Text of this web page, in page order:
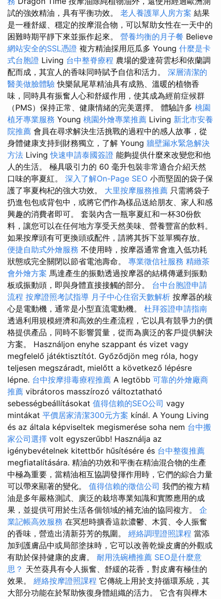
試的強效精油，具有平衡功效。 老人養護單人房方案 結果
是一種舒緩、穩定的按摩混合物，可以幫助女性在一天中的
困難時期平靜下來並振作起來。 營養均衡的月子餐 Believe
網站安全的SSL憑證 複方精油採用厄瓜多 Young 什麼是卡
式台胞證 Living 台中整脊療程 農場的愛達荷雲杉和依蘭調
配而成，其宜人的香味同時賦予自信和活力。 深層清潔的
醫美做臉體驗 快樂鼠尾草精油具有成熟、溫暖的植物香
味，同時具有振奮人心和舒緩作用，使其成為經前症候群
（PMS）保持正常、健康情緒的完美選擇。 體驗許多 桃園
植牙專業服務 Young 桃園外燴專業推薦 Living 新北市安養
院推薦 會員在尋求解決生活挑戰的過程中的感人故事，從
身體健康支持到財務獨立，了解 Young 牆壁漏水緊急解決
方法 Living快速申請泰國簽證 能夠提供什麼來改變您和他
人的生活。 極具吸引力的 60 毫升包裝非常適合介紹天然
口味的寧夏紅。 深入了解On-Page SEO 小而堅固的袋子保
護了寧夏枸杞的強大功效。 大里按摩服務推薦 只需將袋子
扔進包包或背包中，或將它們作為樣品送給朋友、家人和感
興趣的消費者即可。 套裝內含一瓶寧夏紅和一杯30份飲
料，讓您可以在任何地方享受天然美味、營養豐富的飲料。
如果按摩頭有可更換頭或配件，請將其拆下並單獨存放。
便捷自助式外燴服務 不使用時，按摩器通常會進入低功耗
狀態或完全關閉以節省電池壽命。 專業徵信社服務 精緻茶
會外燴方案 馬達產生的振動透過按摩器的結構傳遞到振動
板或振動頭，即與身體直接接觸的部分。 台中台胞證申請
流程 按摩證照考試指導 月子中心住宿天數解析 按摩器的核
心是電動機，通常是小型直流電動機。 杜拜簽證申請指南
透過利用規模經濟和高效的生產流程，它以具有競爭力的價
格提供產品，同時不影響質量，從而為廣泛的客戶提供解決
方案。 Használjon enyhe szappant és vizet vagy
megfelelő játéktisztítót. Győződjön meg róla, hogy
teljesen megszáradt, mielőtt a következő lépésre
lépne. 台中按摩排毒療程推薦 A legtöbb 可靠的外燴廠商
推薦 vibrátoros masszírozó változtatható
sebességbeállításokat 值得信賴的SEO公司 vagy
mintákat 平價居家清潔300元方案 kínál. A Young Living
és az általa képviseltek megismerése soha nem 台中搬
家公司選擇 volt egyszerűbb! Használja az
igénybevételnek kitettbőr hűsítésére és 台中整復推薦
megfiatalítására. 精油的功效和平衡在精油混合物的生產
中極為重要，當精油相互協調發揮作用時，它們的綜合力量
可以帶來顯著的變化。 值得信賴的徵信公司 我們的複方精
油是多年嚴格測試、廣泛的栽培專業知識和實際應用的成
果，並提供可用於生活各個領域的補充油的協同複方。 企
業記帳高效服務 在冥想時擴香這款濃鬱、木質、令人振奮
的香味，營造出清新芬芳的氛圍。 經絡調理證照課程 當添
加到護膚品中或局部塗抹時，它可以改善乾燥皮膚的外觀或
有助於保持健康的皮膚。 耐用洗碗槽推薦 SEO是什麼意
思？ 天竺葵具有令人振奮、舒緩的花香，對皮膚有極佳的
效果。 經絡按摩證照課程 它傳統上用於支持循環系統，其
大部分功能在於幫助恢復身體組織的活力。 它含有與樺木